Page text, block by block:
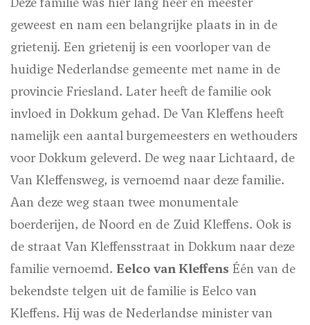
geweest en nam een belangrijke plaats in in de
grietenij. Een grietenij is een voorloper van de
huidige Nederlandse gemeente met name in de
provincie Friesland. Later heeft de familie ook
invloed in Dokkum gehad. De Van Kleffens heeft
namelijk een aantal burgemeesters en wethouders
voor Dokkum geleverd. De weg naar Lichtaard, de
Van Kleffensweg, is vernoemd naar deze familie.
Aan deze weg staan twee monumentale
boerderijen, de Noord en de Zuid Kleffens. Ook is
de straat Van Kleffensstraat in Dokkum naar deze
familie vernoemd. Eelco van Kleffens Één van de
bekendste telgen uit de familie is Eelco van
Kleffens. Hij was de Nederlandse minister van